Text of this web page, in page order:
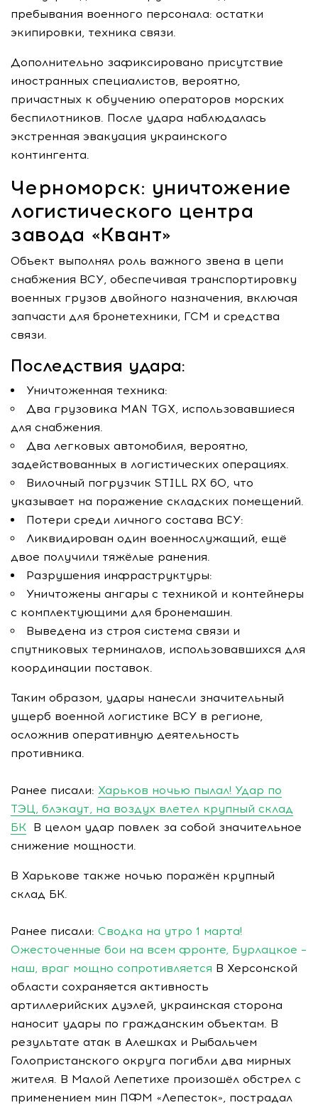
пребывания военного персонала: остатки
экипировки, техника связи.
Дополнительно зафиксировано присутствие
иностранных специалистов, вероятно,
причастных к обучению операторов морских
беспилотников. После удара наблюдалась
экстренная эвакуация украинского
контингента.
Черноморск: уничтожение
логистического центра
завода «Квант»
Объект выполнял роль важного звена в цепи
снабжения ВСУ, обеспечивая транспортировку
военных грузов двойного назначения, включая
запчасти для бронетехники, ГСМ и средства
связи.
Последствия удара:
Уничтоженная техника:
Два грузовика MAN TGX, использовавшиеся
для снабжения.
Два легковых автомобиля, вероятно,
задействованных в логистических операциях.
Вилочный погрузчик STILL RX 60, что
указывает на поражение складских помещений.
Потери среди личного состава ВСУ:
Ликвидирован один военнослужащий, ещё
двое получили тяжёлые ранения.
Разрушения инфраструктуры:
Уничтожены ангары с техникой и контейнеры
с комплектующими для бронемашин.
Выведена из строя система связи и
спутниковых терминалов, использовавшихся для
координации поставок.
Таким образом, удары нанесли значительный
ущерб военной логистике ВСУ в регионе,
осложнив оперативную деятельность
противника.
Ранее писали: Харьков ночью пылал! Удар по
ТЭЦ, блэкаут, на воздух влетел крупный склад
БК В целом удар повлек за собой значительное
снижение мощности.
В Харькове также ночью поражён крупный
склад БК.
Ранее писали: Сводка на утро 1 марта!
Ожесточенные бои на всем фронте, Бурлацкое –
наш, враг мощно сопротивляется В Херсонской
области сохраняется активность
артиллерийских дуэлей, украинская сторона
наносит удары по гражданским объектам. В
результате атак в Алешках и Рыбальчем
Голопристанского округа погибли два мирных
жителя. В Малой Лепетихе произошёл обстрел с
применением мин ПФМ «Лепесток», пострадал